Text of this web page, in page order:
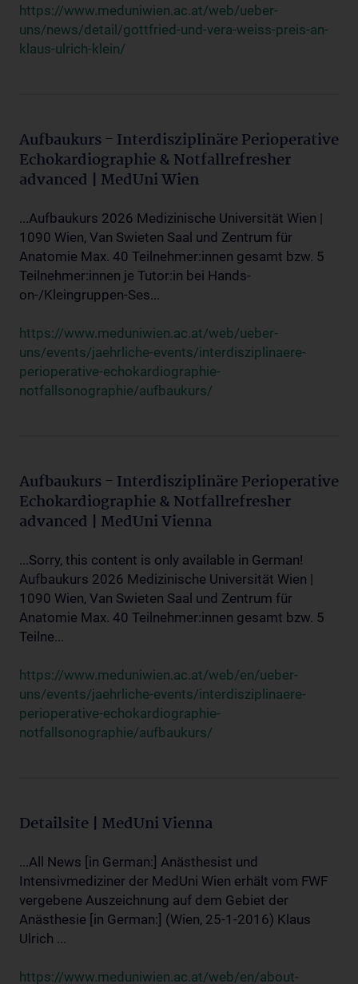
https://www.meduniwien.ac.at/web/ueber-
uns/news/detail/gottfried-und-vera-weiss-preis-an-
klaus-ulrich-klein/
Aufbaukurs - Interdisziplinäre Perioperative
Echokardiographie & Notfallrefresher
advanced | MedUni Wien
...Aufbaukurs 2026 Medizinische Universität Wien |
1090 Wien, Van Swieten Saal und Zentrum für
Anatomie Max. 40 Teilnehmer:innen gesamt bzw. 5
Teilnehmer:innen je Tutor:in bei Hands-
on-/Kleingruppen-Ses...
https://www.meduniwien.ac.at/web/ueber-
uns/events/jaehrliche-events/interdisziplinaere-
perioperative-echokardiographie-
notfallsonographie/aufbaukurs/
Aufbaukurs - Interdisziplinäre Perioperative
Echokardiographie & Notfallrefresher
advanced | MedUni Vienna
...Sorry, this content is only available in German!
Aufbaukurs 2026 Medizinische Universität Wien |
1090 Wien, Van Swieten Saal und Zentrum für
Anatomie Max. 40 Teilnehmer:innen gesamt bzw. 5
Teilne...
https://www.meduniwien.ac.at/web/en/ueber-
uns/events/jaehrliche-events/interdisziplinaere-
perioperative-echokardiographie-
notfallsonographie/aufbaukurs/
Detailsite | MedUni Vienna
...All News [in German:] Anästhesist und
Intensivmediziner der MedUni Wien erhält vom FWF
vergebene Auszeichnung auf dem Gebiet der
Anästhesie [in German:] (Wien, 25-1-2016) Klaus
Ulrich ...
https://www.meduniwien.ac.at/web/en/about-